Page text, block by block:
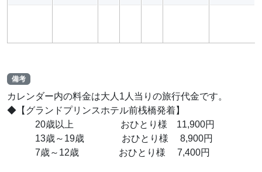
備考
カレンダー内の料金は大人1人当りの旅行代金です。
◆【グランドプリンスホテル前桟橋発着】
20歳以上 おひとり様 11,900円
13歳～19歳 おひとり様 8,900円
7歳～12歳 おひとり様 7,400円